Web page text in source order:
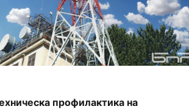
профилактика на